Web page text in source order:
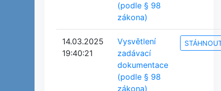
(podle § 98
zákona)
14.03.2025
19:40:21
Vysvětlení
zadávací
dokumentace
(podle § 98
zákona)